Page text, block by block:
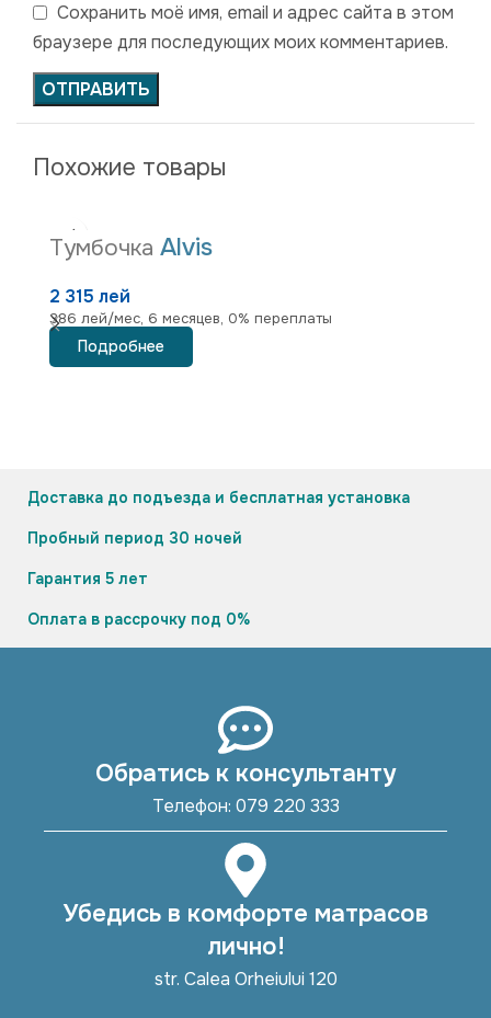
Сохранить моё имя, email и адрес сайта в этом
браузере для последующих моих комментариев.
Похожие товары
Тумбочка Alvis
2 315 лей
386 лей/мес, 6 месяцев, 0% переплаты
Подробнее
Доставка до подъезда и бесплатная установка
Пробный период 30 ночей
Гарантия 5 лет
Оплата в рассрочку под 0%
Обратись к консультанту
Телефон: 079 220 333
Убедись в комфорте матрасов
лично!
str. Calea Orheiului 120